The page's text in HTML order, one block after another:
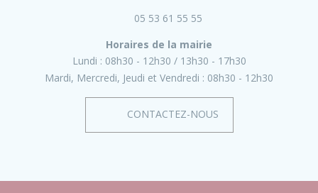
05 53 61 55 55
Horaires de la mairie
Lundi : 08h30 - 12h30
13h30 - 17h30
Mardi, Mercredi, Jeudi et Vendredi : 08h30 - 12h30
CONTACTEZ-NOUS